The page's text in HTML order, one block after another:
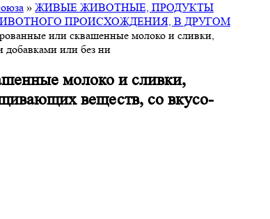
» ЖИВЫЕ ЖИВОТНЫЕ, ПРОДУКТЫ
ПРОИСХОЖДЕНИЯ, В ДРУГОМ
или сквашенные молоко и сливки,
добавками или без ни
молоко и сливки,
веществ, со вкусо-